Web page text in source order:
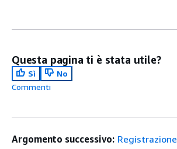
Questa pagina ti è stata utile?
Sì
No
Commenti
Argomento successivo: Registrazione